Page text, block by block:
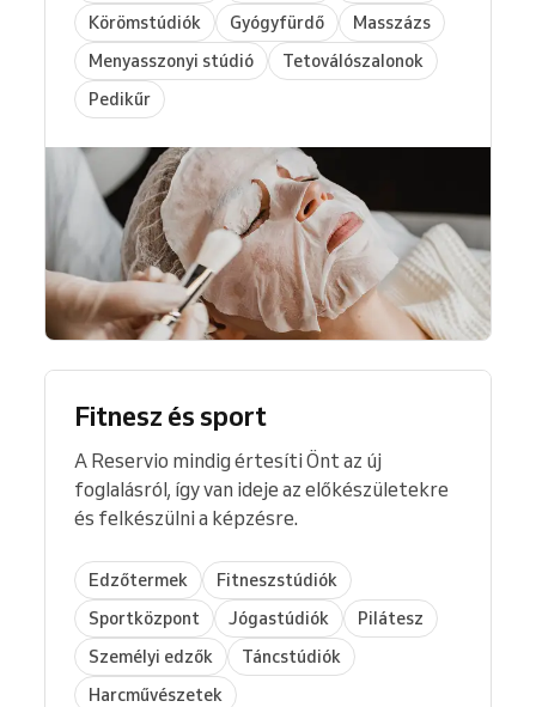
Ennek köszönhetőenelkötelezett
közönség, több visszatérő vendég és
magabiztos, növekvő vállalkozás lesz a
jutalma.
Körömstúdiók
Gyógyfürdő
Masszázs
Menyasszonyi stúdió
Tetoválószalonok
Pedikűr
Fitnesz és sport
A Reservio mindig értesíti Önt az új
foglalásról, így van ideje az előkészületekre
és felkészülni a képzésre.
Edzőtermek
Fitneszstúdiók
Sportközpont
Jógastúdiók
Pilátesz
Személyi edzők
Táncstúdiók
Harcművészetek